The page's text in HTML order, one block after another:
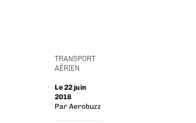
TRANSPORT
AÉRIEN
Le 22 juin
2018
Par Aerobuzz